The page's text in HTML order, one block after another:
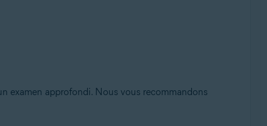
examen approfondi. Nous vous recommandons